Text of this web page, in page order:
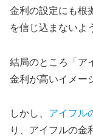
金利の設定にも根
を信じ込まないよ
結局のところ「ア
金利が高いイメー
しかし、 アイフル
り、アイフルの金